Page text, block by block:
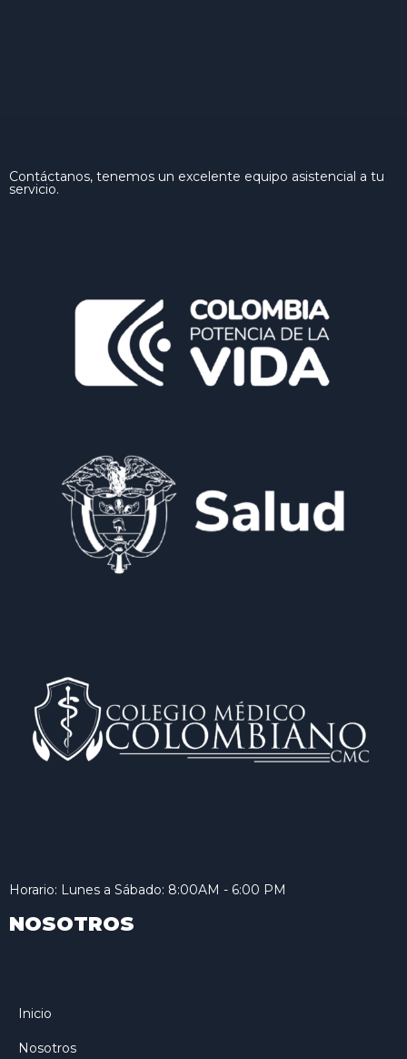
Contáctanos, tenemos un excelente equipo asistencial a tu
servicio.
Horario: Lunes a Sábado: 8:00AM - 6:00 PM
NOSOTROS
Inicio
Nosotros